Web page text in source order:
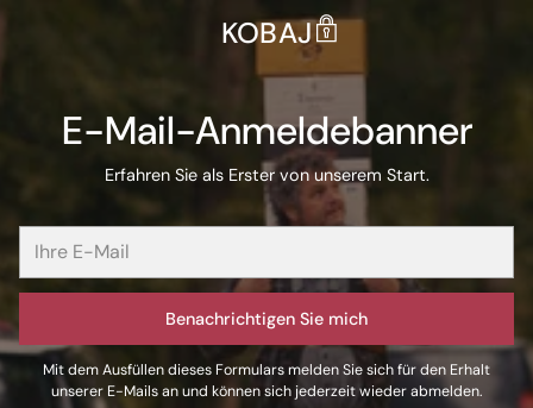
KOBAJ
E-Mail-Anmeldebanner
Erfahren Sie als Erster von unserem Start.
Benachrichtigen Sie mich
Mit dem Ausfüllen dieses Formulars melden Sie sich für den Erhalt
unserer E-Mails an und können sich jederzeit wieder abmelden.